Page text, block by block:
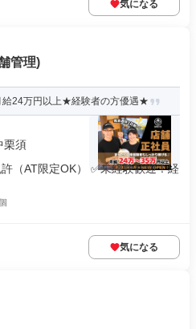
気になる
管理)
24万円以上★経験者の方優遇★
栗須
（AT限定OK） ✅未経験歓迎！経
気になる